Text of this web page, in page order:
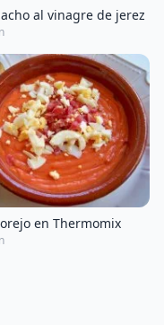
al vinagre de jerez
en Thermomix